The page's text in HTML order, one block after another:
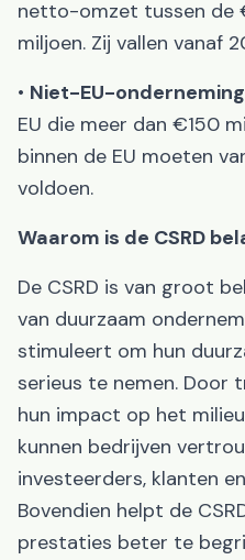
netto-omzet tussen de
miljoen. Zij vallen vanaf
• Niet-EU-
EU die meer dan €150
binnen de EU moeten
voldoen.
Waarom is de CSRD
De CSRD is van groot
van duurzaam
stimuleert om hun
serieus te nemen. Door
hun impact op het
kunnen bedrijven
investeerders, klanten
Bovendien helpt de
prestaties beter te